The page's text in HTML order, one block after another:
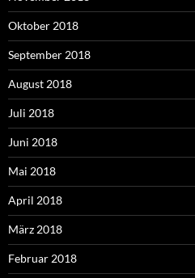
Oktober 2018
September 2018
August 2018
Juli 2018
Juni 2018
Mai 2018
April 2018
März 2018
Februar 2018